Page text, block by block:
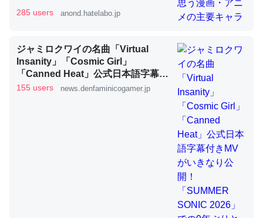
いる鋏角類（カブトガニ・ウミグモ）はカルシウムを使わ
ずキチンを強化してる筈だが、酵素が違うのか？
いのか」に関する新仮説
これを元に考えるとカルシウムを大量に使う脊椎動物と貝
類は苦労してるんだな…。腹足類だと殻を無くしてナメク
─ニュース :: 【研究発表】昆虫学の大問題＝「昆虫はなぜ海にいな
285 users anond.hatelabo.jp
ジャミロクワイの名曲「Virtual
Insanity」「Cosmic Girl」
「Canned Heat」公式日本語字幕付
きMVがいきなり公開！「SUMMER
155 users news.denfaminicogamer.jp